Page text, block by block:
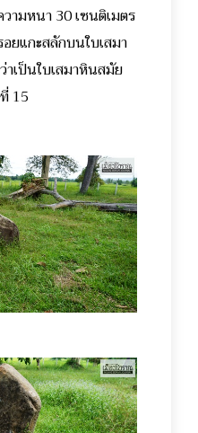
ามหนา 30 เซนติเมตร
อยแกะสลักบนใบเสมา
เป็นใบเสมาหินสมัย
15